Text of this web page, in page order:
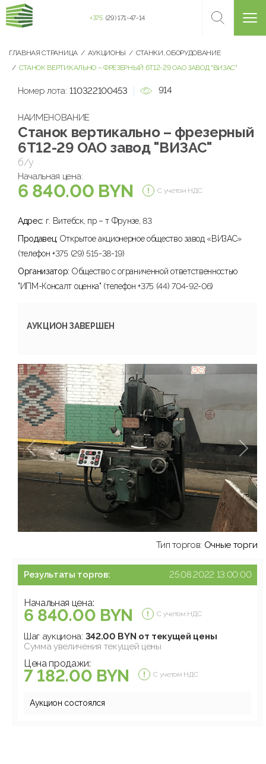
+375 (29) 171-47-14
ГЛАВНАЯ СТРАНИЦА АУКЦИОНЫ
СТАНКИ, ОБОРУДОВАНИЕ
СТАНОК ВЕРТИКАЛЬНО – ФРЕЗЕРНЫЙ 6Т12-29 ОАО ЗАВОД "ВИЗАС"
Номер лота: 110322100453 914
НАИМЕНОВАНИЕ
Станок вертикально – фрезерный
6Т12-29 ОАО завод "ВИЗАС"
б/у
Начальная цена:
6 840.00 BYN С учетом НДС
Адрес: г. Витебск, пр – т Фрунзе, 83
Продавец: Открытое акционерное общество завод «ВИЗАС»
(телефон +375 (29) 515-38-19)
Организатор: Общество с ограниченной ответственностью
"ИПМ-Консалт оценка" (телефон +375 (44) 704-92-06)
АУКЦИОН ЗАВЕРШЕН
Тип торгов: Очные торги
Результаты торгов: 25.08.2022 13:00:00
Начальная цена:
6 840.00 BYN С учетом НДС
Шаг аукциона: 342.00 BYN от текущей цены
Сумма увеличения текущей цены
Цена продажи:
7 182.00 BYN С учетом НДС
Аукцион состоялся